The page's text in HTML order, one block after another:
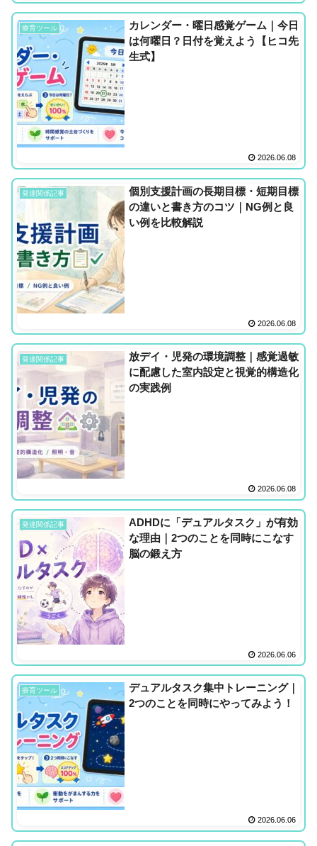
療育ツール
カレンダー・曜日感覚ゲーム｜今日
は何曜日？日付を覚えよう【ヒコ先
生式】
2026.06.08
発達関係記事
個別支援計画の長期目標・短期目標
の違いと書き方のコツ｜NG例と良
い例を比較解説
2026.06.08
発達関係記事
放デイ・児発の環境調整｜感覚過敏
に配慮した室内設定と視覚的構造化
の実践例
2026.06.08
発達関係記事
ADHDに「デュアルタスク」が有効
な理由｜2つのことを同時にこなす
脳の鍛え方
2026.06.06
療育ツール
デュアルタスク集中トレーニング｜
2つのことを同時にやってみよう！
2026.06.06